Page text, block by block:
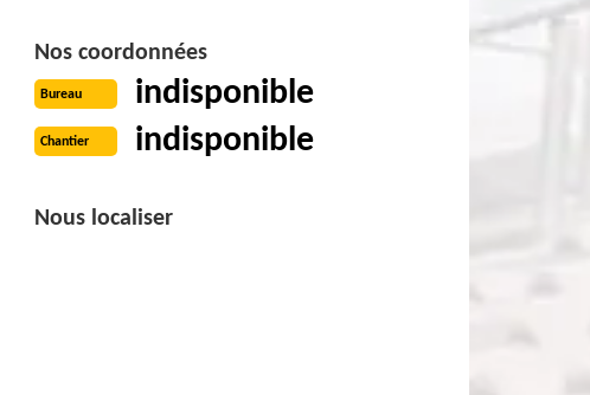
Nos coordonnées
Bureau indisponible
Chantier indisponible
Nous localiser